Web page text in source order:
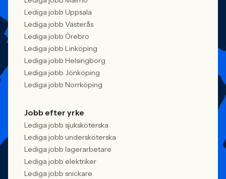
Lediga jobb Uppsala
Lediga jobb Västerås
Lediga jobb Örebro
Lediga jobb Linköping
Lediga jobb Helsingborg
Lediga jobb Jönköping
Lediga jobb Norrköping
Jobb efter yrke
Lediga jobb sjuksköterska
Lediga jobb undersköterska
Lediga jobb lagerarbetare
Lediga jobb elektriker
Lediga jobb snickare